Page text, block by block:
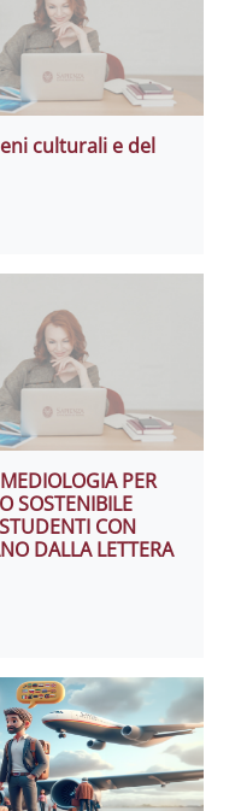
culturali e del
PER
SOSTENIBILE
CON
DALLA LETTERA